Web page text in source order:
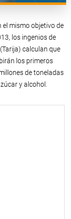
mismo objetivo de
los ingenios de
calculan que
los primeros
de toneladas
y alcohol.